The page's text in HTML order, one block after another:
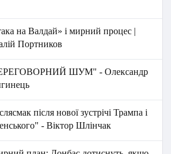
на Валдай» і мирний процес |
Портников
ШУМ" - Олександр
після нової зустрічі Трампа і
- Віктор Шлінчак